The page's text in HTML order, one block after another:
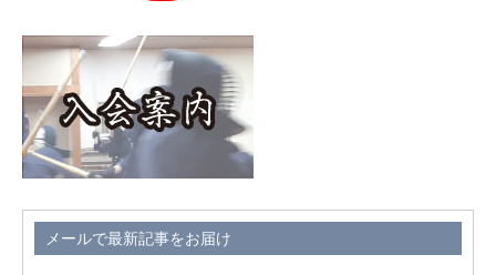
メールで最新記事をお届け